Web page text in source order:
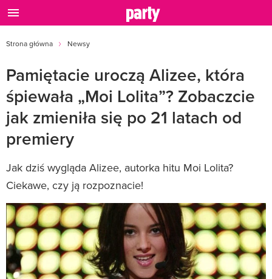
Strona główna Newsy
Pamiętacie uroczą Alizee, która
śpiewała „Moi Lolita”? Zobaczcie
jak zmieniła się po 21 latach od
premiery
Jak dziś wygląda Alizee, autorka hitu Moi Lolita?
Ciekawe, czy ją rozpoznacie!